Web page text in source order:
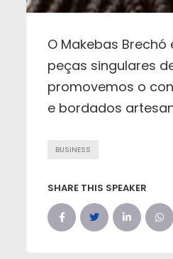
O Makebas
peças singulares
promovemos o
e bordados
BUSINESS
SHARE THIS SPEAKER